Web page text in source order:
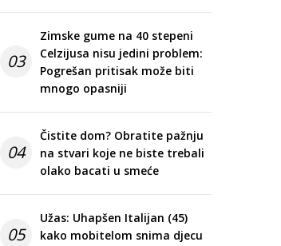
03
Zimske gume na 40 stepeni
Celzijusa nisu jedini problem:
Pogrešan pritisak može biti
mnogo opasniji
04
Čistite dom? Obratite pažnju
na stvari koje ne biste trebali
olako bacati u smeće
05
Užas: Uhapšen Italijan (45)
kako mobitelom snima djecu